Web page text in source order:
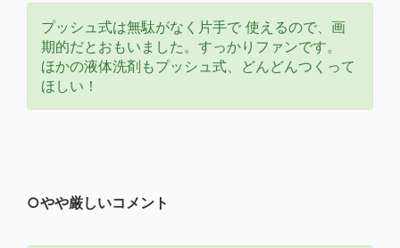
プッシュ式は無駄がなく片手で 使えるので、画
期的だとおもいました。すっかりファンです。
ほかの液体洗剤もプッシュ式、どんどんつくって
ほしい！
○やや厳しいコメント